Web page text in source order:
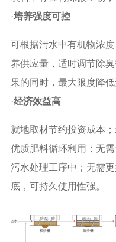
·培养强度可控
可根据污水中有机物浓
养供应量，适时调节除
果的同时，最大限度降低
·经济效益高
就地取材节约投资成本
优质肥料循环利用；无
污水处理工序中；无需
底，可持久使用性强。